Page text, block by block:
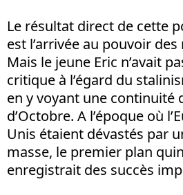
Le résultat direct de cette
est l’arrivée au pouvoir des
Mais le jeune Eric n’avait
critique à l’égard du
en y voyant une continuité
d’Octobre. A l’époque où
Unis étaient dévastés par
masse, le premier plan
enregistrait des succès